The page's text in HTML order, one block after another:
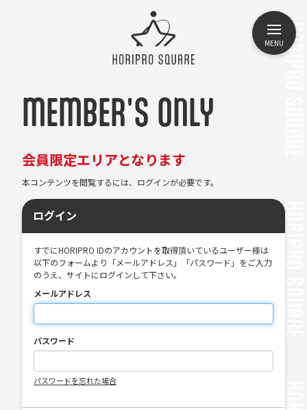
MENU
MEMBER'S ONLY
会員限定エリアとなります
本コンテンツを閲覧するには、ログインが必要です。
ログイン
すでにHORIPRO IDのアカウントを取得頂いているユーザー様は
以下のフォームより「メールアドレス」「パスワード」をご入力
のうえ、サイトにログインして下さい。
メールアドレス
パスワード
パスワードを忘れた場合